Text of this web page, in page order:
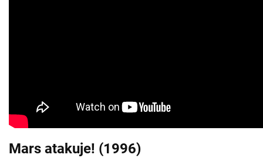
Mars atakuje! (1996)